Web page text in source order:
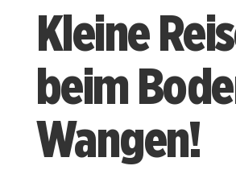
Kleine
beim
Wangen!